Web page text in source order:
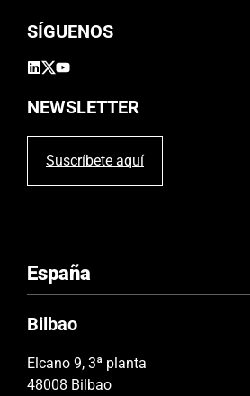
v
c
o
.
SÍGUENOS
NEWSLETTER
Suscríbete aquí
España
Bilbao
Elcano 9, 3ª planta
48008 Bilbao